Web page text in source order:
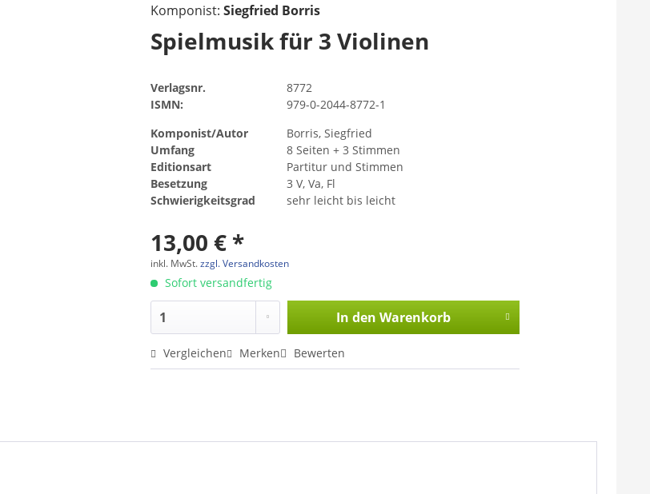
Komponist:Siegfried Borris
Spielmusik für 3 Violinen
Verlagsnr.
8772
ISMN:
979-0-2044-8772-1
Komponist/Autor
Borris, Siegfried
Umfang
8 Seiten + 3 Stimmen
Editionsart
Partitur und Stimmen
Besetzung
3 V, Va, Fl
Schwierigkeitsgrad
sehr leicht bis leicht
13,00 € *
inkl. MwSt.zzgl. Versandkosten
Sofort versandfertig
In den Warenkorb
Vergleichen Merken Bewerten